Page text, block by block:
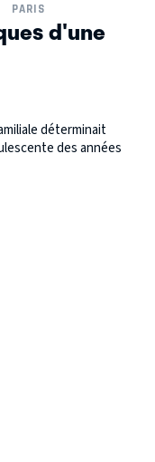
PARIS
d'une
déterminait
des années